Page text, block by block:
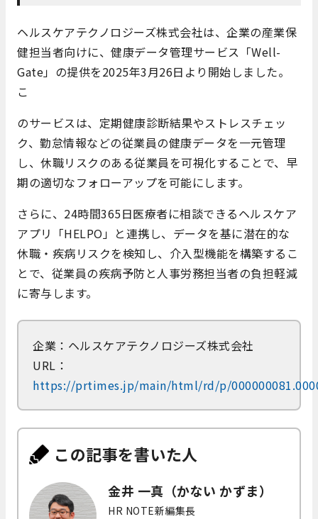
ヘルスケアテクノロジーズ株式会社は、企業の産業保
健担当者向けに、健康データ管理サービス「Well-
Gate」の提供を2025年3月26日より開始しました。​
こ
のサービスは、定期健康診断結果やストレスチェッ
ク、勤怠情報などの従業員の健康データを一元管理
し、休職リスクのある従業員を可視化することで、早
期の適切なフォローアップを可能にします。​
さらに、24時間365日医療者に相談できるヘルスケア
アプリ「HELPO」と連携し、データを基に潜在的な
休職・疾病リスクを検知し、介入型機能を構築するこ
とで、従業員の疾病予防と人事労務担当者の負担軽減
に寄与します。
企業：ヘルスケアテクノロジーズ株式会社
URL：
https://prtimes.jp/main/html/rd/p/
この記事を書いた人
金井 一真（かない かずま）
HR NOTE新編集長